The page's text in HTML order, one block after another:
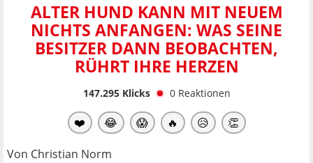
ALTER HUND KANN MIT NEUEM
NICHTS ANFANGEN: WAS SEINE
BESITZER DANN BEOBACHTEN,
RÜHRT IHRE HERZEN
147.295Klicks 0 Reaktionen
❤️ 😂 😱 🔥 😥 👏
Von Christian Norm